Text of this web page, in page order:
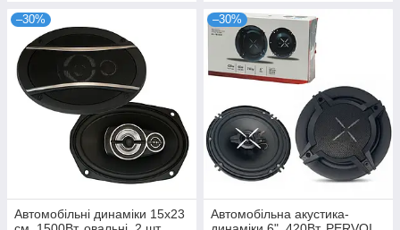
–30%
Автомобільні динаміки 15х23
–30%
Автомобільна акустика-